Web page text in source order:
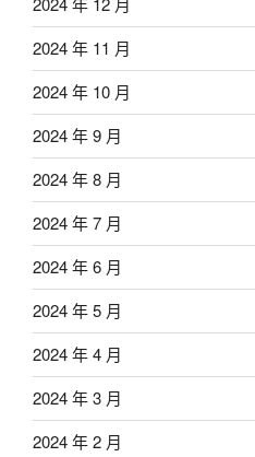
2024 年 11 月
2024 年 10 月
2024 年 9 月
2024 年 8 月
2024 年 7 月
2024 年 6 月
2024 年 5 月
2024 年 4 月
2024 年 3 月
2024 年 2 月